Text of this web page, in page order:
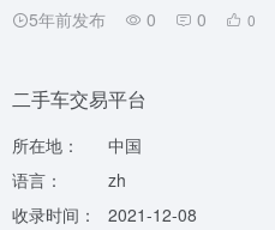
5年前发布 0 0 0
二手车交易平台
所在地：
中国
语言：
zh
收录时间：
2021-12-08